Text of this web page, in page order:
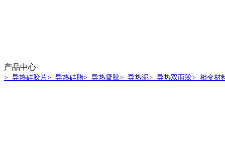
产品中心
> 导热硅胶片> 导热硅脂> 导热凝胶> 导热泥> 导热双面胶> 相变材